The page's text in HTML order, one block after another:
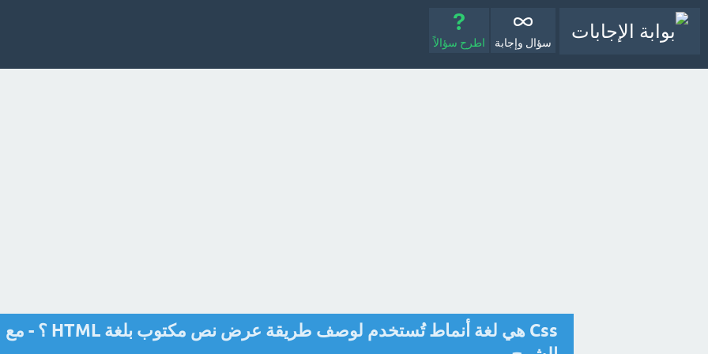
سؤال وإجابة اطرح سؤالاً
Css هي لغة أنماط تُستخدم لوصف طريقة عرض نص مكتوب بلغة HTML ؟ - مع